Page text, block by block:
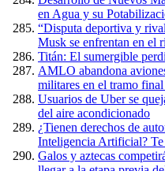
en Agua y su
“Disputa deportiva y
Musk se enfrentan en el
Titán: El sumergible
AMLO abandona
militares en el tramo
Usuarios de Uber se
del aire acondicionado
¿Tienen derechos de
Inteligencia Artificial?
Galos y aztecas